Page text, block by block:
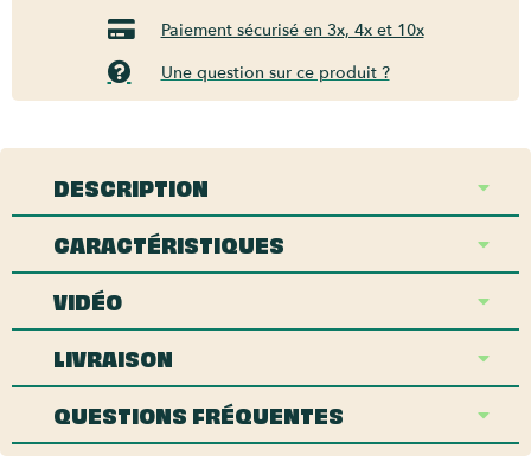
Paiement sécurisé en 3x, 4x et 10x
Une question sur ce produit ?
DESCRIPTION
CARACTÉRISTIQUES
VIDÉO
LIVRAISON
QUESTIONS FRÉQUENTES